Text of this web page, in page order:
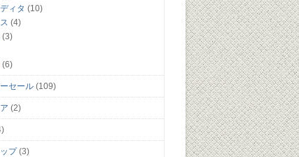
ィタ (10)
(4)
(3)
(6)
セール (109)
(2)
プ(3)